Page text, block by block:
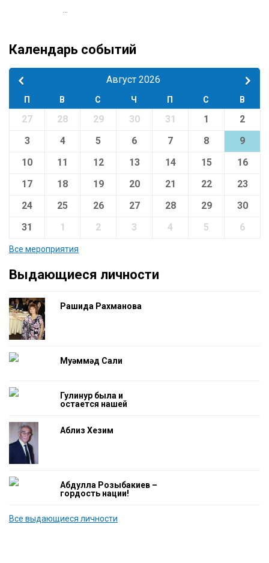
...
Календарь событий
Август 2026
П В С Ч П С В
27 28 29 30 31 1
2
3
4 5 6 7 8
9
10
11 12 13 14 15
16
17
18 19 20 21 22
23
24
25 26 27 28 29
30
31
1 2 3 4 5 6
Все мероприятия
Выдающиеся личности
Рашида Рахманова
Муһәммәд Салиһ
Гулинур была и
остается нашей
Аблиз Хезим
Абдулла Розыбакиев –
гордость нации!
Все выдающиеся личности